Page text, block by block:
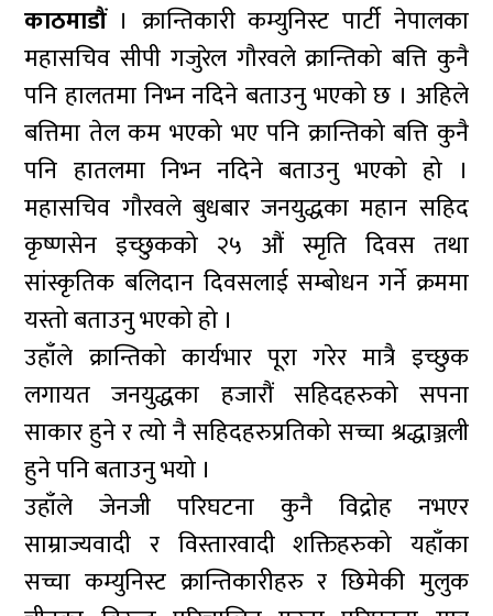
काठमाडौं । क्रान्तिकारी कम्युनिस्ट पार्टी नेपालका
महासचिव सीपी गजुरेल गौरवले क्रान्तिको बत्ति कुनै
पनि हालतमा निभ्न नदिने बताउनु भएको छ । अहिले
बत्तिमा तेल कम भएको भए पनि क्रान्तिको बत्ति कुनै
पनि हातलमा निभ्न नदिने बताउनु भएको हो ।
महासचिव गौरवले बुधबार जनयुद्धका महान सहिद
कृष्णसेन इच्छुकको २५ औं स्मृति दिवस तथा
सांस्कृतिक बलिदान दिवसलाई सम्बोधन गर्ने क्रममा
यस्तो बताउनु भएको हो ।
उहाँले क्रान्तिको कार्यभार पूरा गरेर मात्रै इच्छुक
लगायत जनयुद्धका हजारौं सहिदहरुको सपना
साकार हुने र त्यो नै सहिदहरुप्रतिको सच्चा श्रद्धाञ्जली
हुने पनि बताउनु भयो ।
उहाँले जेनजी परिघटना कुनै विद्रोह नभएर
साम्राज्यवादी र विस्तारवादी शक्तिहरुको यहाँका
सच्चा कम्युनिस्ट क्रान्तिकारीहरु र छिमेकी मुलुक